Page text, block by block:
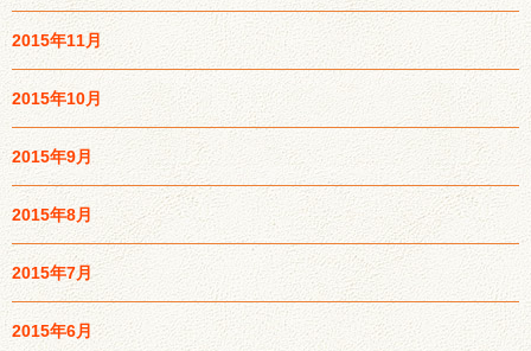
2015年11月
2015年10月
2015年9月
2015年8月
2015年7月
2015年6月